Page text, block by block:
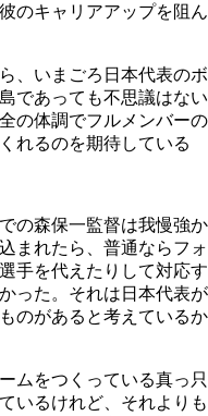
のキャリアアップを阻ん
、いまごろ日本代表のボ
であっても不思議はない
の体調でフルメンバーの
れるのを期待している
の森保一監督は我慢強か
まれたら、普通ならフォ
手を代えたりして対応す
った。それは日本代表が
のがあると考えているか
ムをつくっている真っ只
いるけれど、それよりも